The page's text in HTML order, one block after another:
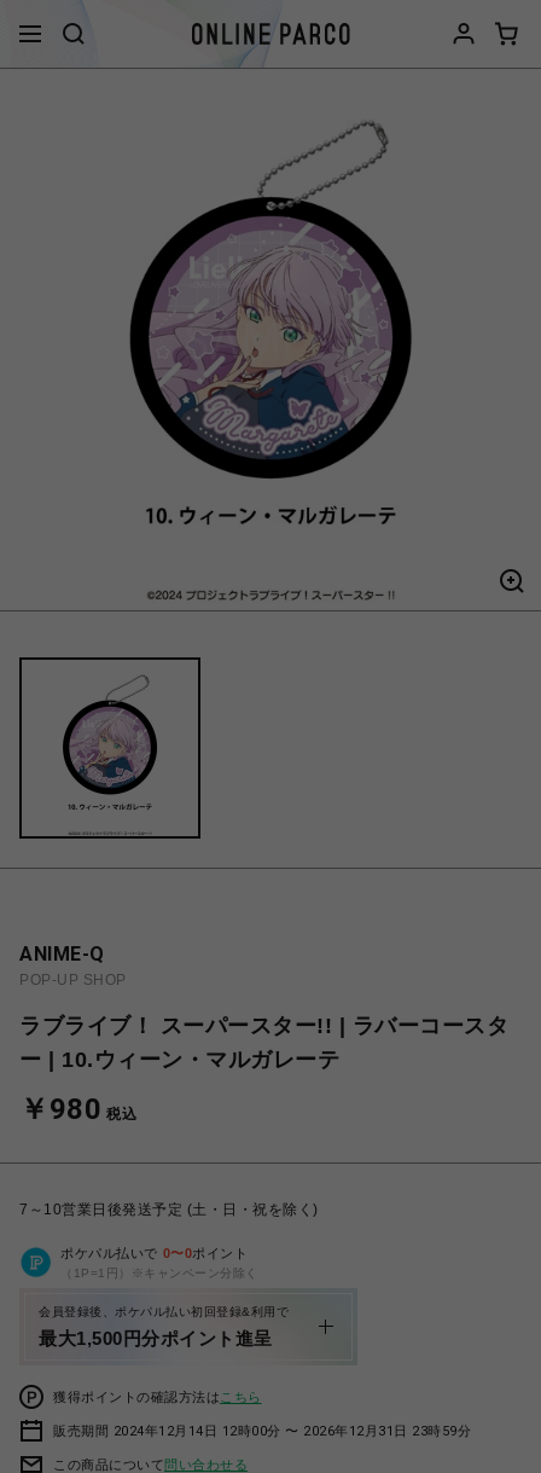
ANIME-Q
POP-UP SHOP
ラブライブ！ スーパースター!! | ラバーコースタ
ー | 10.ウィーン・マルガレーテ
￥980 税込
7～10営業日後発送予定 (土・日・祝を除く)
ポケパル払いで 0〜0ポイント
（1P=1円）※キャンペーン分除く
会員登録後、ポケパル払い初回登録&利用で
最大1,500円分ポイント進呈
獲得ポイントの確認方法は こちら
販売期間 2024年12月14日 12時00分 〜 2026年12月31日 23時59分
この商品について問い合わせる